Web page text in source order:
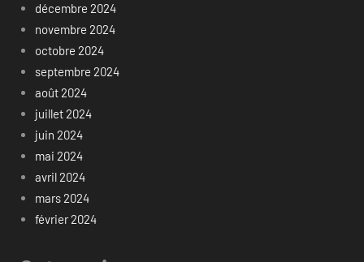
décembre 2024
novembre 2024
octobre 2024
septembre 2024
août 2024
juillet 2024
juin 2024
mai 2024
avril 2024
mars 2024
février 2024